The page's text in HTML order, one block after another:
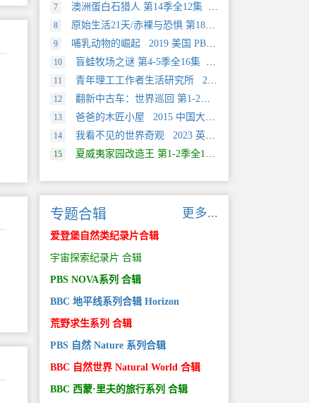
7 澳洲蛋白石猎人 第14季全12集 2025 美国 Discovery 真人秀&舞台类纪录片
8 原始生活21天/赤裸与恐惧 第18季全12集 2025 美国 Discovery 真人秀&舞台类纪录片
9 哺乳动物的崛起 2019 美国 PBS 自然类纪录片
10 盲蛙牧场之谜 第4-5季全16集 2025 美国 Discovery 探索类纪录片
11 青年理工工作者生活研究所 2022 中国大陆 社会生活类纪录片
12 翻新中古车：世界巡回 第1-2季全20集 2025 美国 Discovery 真人秀&舞台类纪录片
13 爸爸的木匠小屋 2015 中国大陆 社会生活类纪录片
14 我看不见的世界奇观 2023 英国 旅行类纪录片
15 夏威夷家园改造王 第1-2季全18集 2024 美国 HGTV 真人秀&舞台类纪录片
专题合辑 更多...
爱登堡自然类纪录片合辑
宇宙探索纪录片 合辑
PBS NOVA系列 合辑
BBC 地平线系列合辑 Horizon
荒野求生系列 合辑
PBS 自然 Nature 系列合辑
BBC 自然世界 Natural World 合辑
BBC 西蒙·里夫的旅行系列 合辑